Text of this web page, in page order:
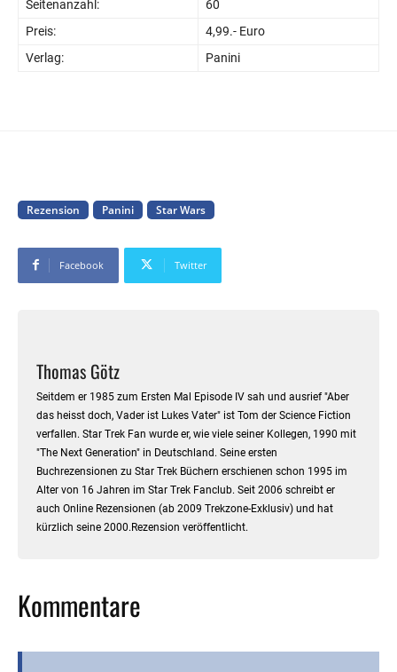
Seitenanzahl:
60
Preis:
4,99.- Euro
Verlag:
Panini
Rezension Panini Star Wars
Facebook Twitter
Thomas Götz
Seitdem er 1985 zum Ersten Mal Episode IV sah und ausrief "Aber
das heisst doch, Vader ist Lukes Vater" ist Tom der Science Fiction
verfallen. Star Trek Fan wurde er, wie viele seiner Kollegen, 1990 mit
"The Next Generation" in Deutschland. Seine ersten
Buchrezensionen zu Star Trek Büchern erschienen schon 1995 im
Alter von 16 Jahren im Star Trek Fanclub. Seit 2006 schreibt er
auch Online Rezensionen (ab 2009 Trekzone-Exklusiv) und hat
kürzlich seine 2000.Rezension veröffentlicht.
Kommentare